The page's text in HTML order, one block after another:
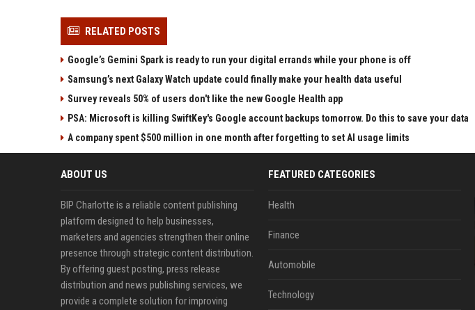
RELATED POSTS
Google’s Gemini Spark is ready to run your digital errands while your phone is off
Samsung’s next Galaxy Watch update could finally make your health data useful
Survey reveals 50% of users don't like the new Google Health app
PSA: Microsoft is killing SwiftKey's Google account backups tomorrow. Do this to save your data
A company spent $500 million in one month after forgetting to set AI usage limits
ABOUT US
BIP Charlotte is a reliable content publishing
platform designed to help businesses,
marketers and agencies strengthen their online
presence through strategic content distribution.
By offering guest posting, press release
distribution and news publishing services, we
provide a complete solution for improving
FEATURED CATEGORIES
Health
Finance
Automobile
Technology